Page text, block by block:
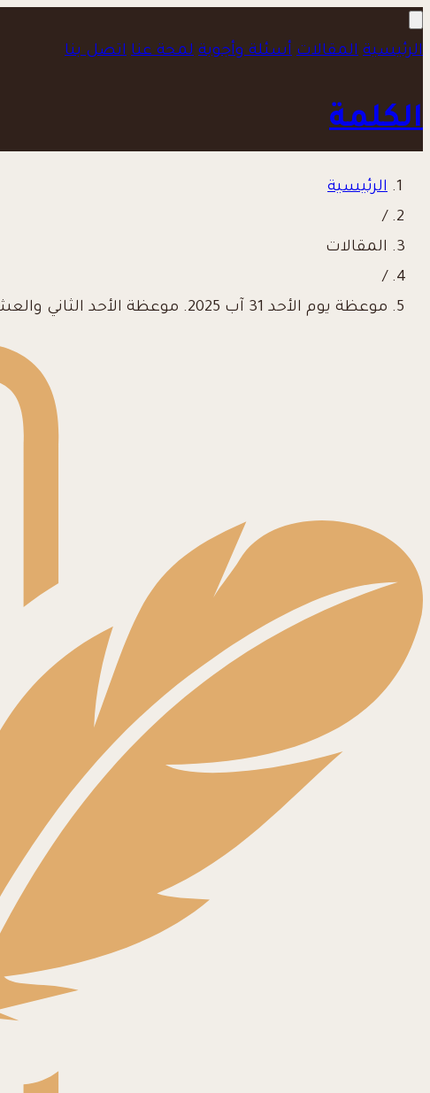
الرئيسية المقالات أسئلة وأجوبة لمحة عنا اتصل بنا
الكلمة
الرئيسية
/
المقالات
/
موعظة يوم الأحد 31 آب 2025. موعظة الأحد الثاني والعشرين من الزمن العادي